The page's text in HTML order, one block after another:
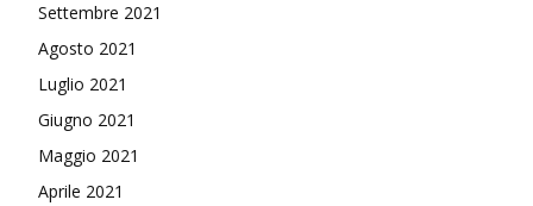
Settembre 2021
Agosto 2021
Luglio 2021
Giugno 2021
Maggio 2021
Aprile 2021